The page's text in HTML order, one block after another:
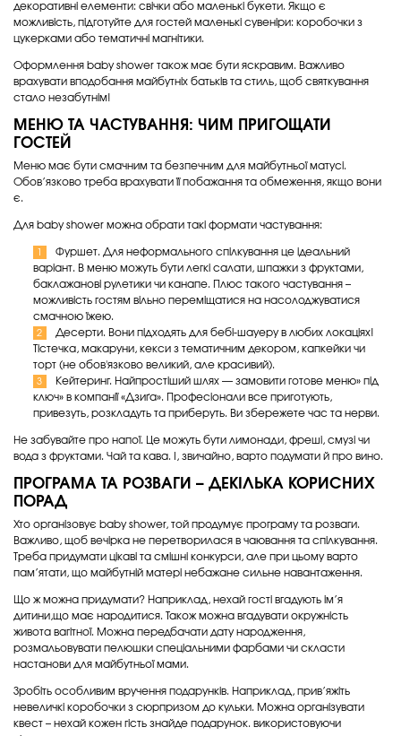
декоративні елементи: свічки або маленькі букети. Якщо є
можливість, підготуйте для гостей маленькі сувеніри: коробочки з
цукерками або тематичні магнітики.
Оформлення baby shower також має бути яскравим. Важливо
врахувати вподобання майбутніх батьків та стиль, щоб святкування
стало незабутнім!
МЕНЮ ТА ЧАСТУВАННЯ: ЧИМ ПРИГОЩАТИ
ГОСТЕЙ
Меню має бути смачним та безпечним для майбутньої матусі.
Обов’язково треба врахувати її побажання та обмеження, якщо вони
є.
Для baby shower можна обрати такі формати частування:
Фуршет. Для неформального спілкування це ідеальний
варіант. В меню можуть бути легкі салати, шпажки з фруктами,
баклажанові рулетики чи канапе. Плюс такого частування –
можливість гостям вільно переміщатися на насолоджуватися
смачною їжею.
Десерти. Вони підходять для бебі-шауеру в любих локаціях!
Тістечка, макаруни, кекси з тематичним декором, капкейки чи
торт (не обов'язково великий, але красивий).
Кейтеринг. Найпростіший шлях — замовити готове меню» під
ключ» в компанії «Дзиґа». Професіонали все приготують,
привезуть, розкладуть та приберуть. Ви збережете час та нерви.
Не забувайте про напої. Це можуть бути лимонади, фреші, смузі чи
вода з фруктами. Чай та кава. І, звичайно, варто подумати й про вино.
ПРОГРАМА ТА РОЗВАГИ – ДЕКІЛЬКА КОРИСНИХ
ПОРАД
Хто організовує baby shower, той продумує програму та розваги.
Важливо, щоб вечірка не перетворилася в чаювання та спілкування.
Треба придумати цікаві та смішні конкурси, але при цьому варто
пам’ятати, що майбутній матері небажане сильне навантаження.
Що ж можна придумати? Наприклад, нехай гості вгадують ім’я
дитини,що має народитися. Також можна вгадувати окружність
живота вагітної. Можна передбачати дату народження,
розмальовувати пелюшки спеціальними фарбами чи скласти
настанови для майбутньої мами.
Зробіть особливим вручення подарунків. Наприклад, прив’яжіть
невеличкі коробочки з сюрпризом до кульки. Можна організувати
квест – нехай кожен гість знайде подарунок. використовуючи